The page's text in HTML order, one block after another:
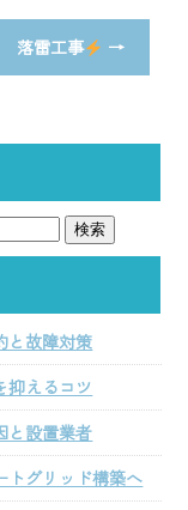
落雷工事 →
と故障対策
抑えるコツ
と設置業者
トグリッド構築へ